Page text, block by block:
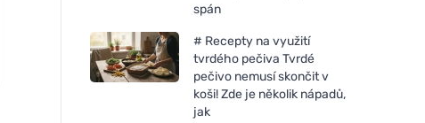
rokitnikiem (60 kapsułek) -
wysoce skuteczna forma
kapsułek
spán
# Recepty na využití
tvrdého pečiva Tvrdé
pečivo nemusí skončit v
koši! Zde je několik nápadů,
jak